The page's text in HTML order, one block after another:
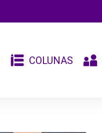
COLUNAS